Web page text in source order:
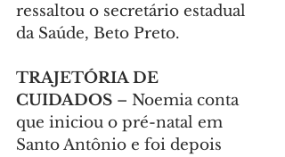
ressaltou o secretário estadual
da Saúde, Beto Preto.
TRAJETÓRIA DE
CUIDADOS – Noemia conta
que iniciou o pré-natal em
Santo Antônio e foi depois